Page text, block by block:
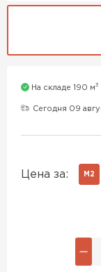
На складе 190 м3
Сегодня 09
Цена за: М2